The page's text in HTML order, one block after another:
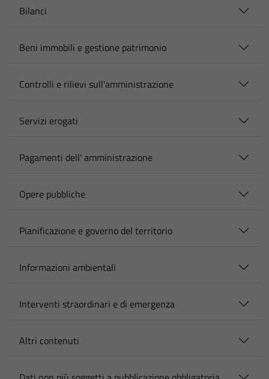
Bilanci
Beni immobili e gestione patrimonio
Controlli e rilievi sull'amministrazione
Servizi erogati
Pagamenti dell' amministrazione
Opere pubbliche
Pianificazione e governo del territorio
Informazioni ambientali
Interventi straordinari e di emergenza
Altri contenuti